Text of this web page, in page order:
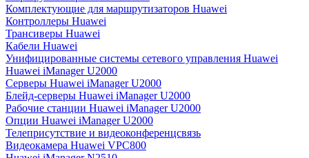
Комплектующие для маршрутизаторов Huawei
Контроллеры Huawei
Трансиверы Huawei
Кабели Huawei
Унифицированные системы сетевого управления Huawei
Huawei iManager U2000
Серверы Huawei iManager U2000
Блейд-серверы Huawei iManager U2000
Рабочие станции Huawei iManager U2000
Опции Huawei iManager U2000
Телеприсутствие и видеоконференцсвязь
Видеокамера Huawei VPC800